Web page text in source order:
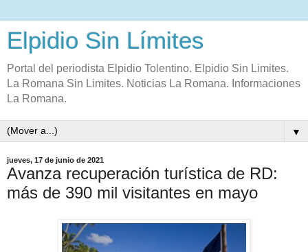
Elpidio Sin Límites
Portal del periodista Elpidio Tolentino. Elpidio Sin Limites.
La Romana Sin Limites. Noticias La Romana. Informaciones
La Romana.
▼
jueves, 17 de junio de 2021
Avanza recuperación turística de RD:
más de 390 mil visitantes en mayo